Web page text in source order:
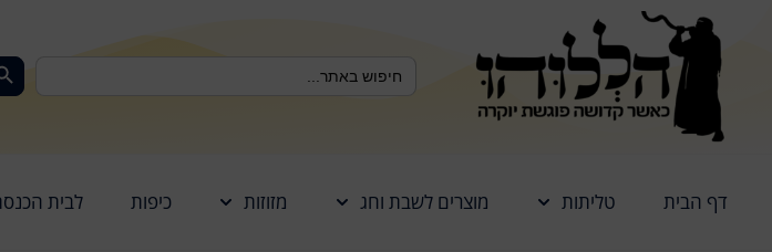
for:
דף הבית טליתות מוצרים לשבת וחג מזוזות כיפות לבית